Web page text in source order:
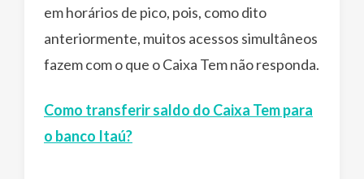
em horários de pico, pois, como dito
anteriormente, muitos acessos simultâneos
fazem com o que o Caixa Tem não responda.
Como transferir saldo do Caixa Tem para
o banco Itaú?